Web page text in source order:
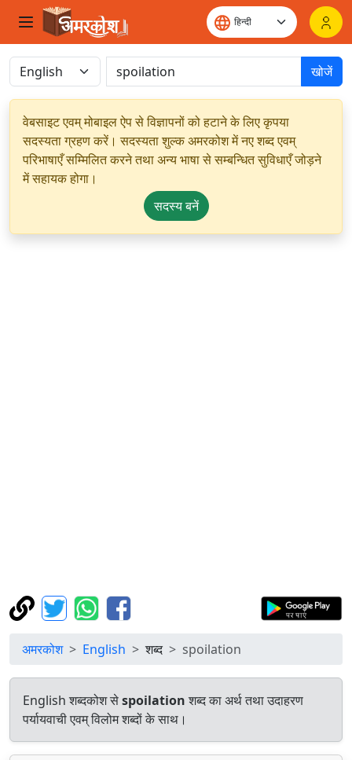
खोजें
वेबसाइट एवम् मोबाइल ऐप से विज्ञापनों को हटाने के लिए कृपया
सदस्यता ग्रहण करें। सदस्यता शुल्क अमरकोश में नए शब्द एवम्
परिभाषाएँ सम्मिलित करने तथा अन्य भाषा से सम्बन्धित सुविधाएँ जोड़ने
में सहायक होगा।
सदस्य बनें
अमरकोश English शब्द spoilation
English शब्दकोश सेspoilationशब्द का अर्थ तथा उदाहरण
पर्यायवाची एवम् विलोम शब्दों के साथ।